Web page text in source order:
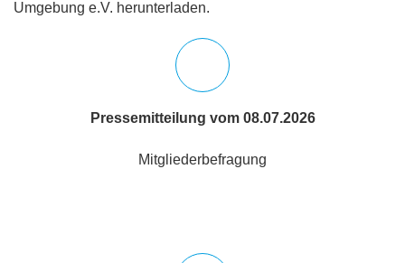
Umgebung e.V. herunterladen.
Pressemitteilung vom 08.07.2026
Mitgliederbefragung